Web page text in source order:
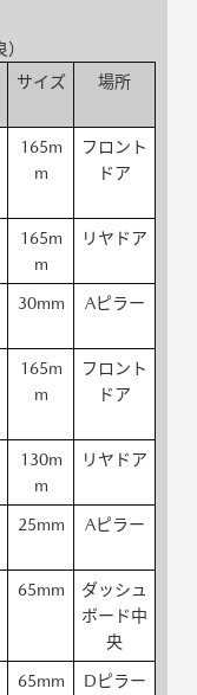
サイズ 場所
165m
m
フロント
ドア
165m
m
リヤドア
30mm Aピラー
165m
m
フロント
ドア
130m
m
リヤドア
25mm Aピラー
65mm
ダッシュ
ボード中
央
65mm Dピラー